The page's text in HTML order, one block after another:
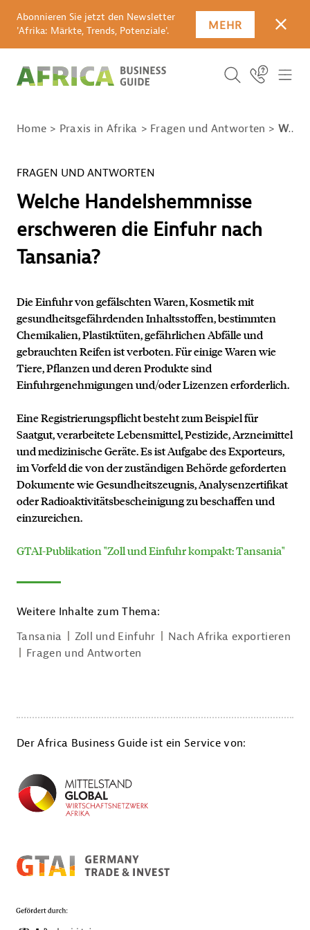
Abonnieren Sie jetzt den Newsletter
'Afrika: Märkte, Trends, Potenziale'.
MEHR
ICON
SUCHBEGRIFF
SUCHEN
Icon Link
Home Praxis in Afrika Fragen und Antworten Welche Handelshemmnisse erschweren die Einfuhr nach Tansania?
FRAGEN UND ANTWORTEN
Welche Handelshemmnisse
erschweren die Einfuhr nach
Tansania?
Die Einfuhr von gefälschten Waren, Kosmetik mit
gesundheitsgefährdenden Inhaltsstoffen, bestimmten
Chemikalien, Plastiktüten, gefährlichen Abfälle und
gebrauchten Reifen ist verboten. Für einige Waren wie
Tiere, Pflanzen und deren Produkte sind
Einfuhrgenehmigungen und/oder Lizenzen erforderlich.
Eine Registrierungspflicht besteht zum Beispiel für
Saatgut, verarbeitete Lebensmittel, Pestizide, Arzneimittel
und medizinische Geräte. Es ist Aufgabe des Exporteurs,
im Vorfeld die von der zuständigen Behörde geforderten
Dokumente wie Gesundheitszeugnis, Analysenzertifikat
oder Radioaktivitätsbescheinigung zu beschaffen und
einzureichen.
GTAI-Publikation "Zoll und Einfuhr kompakt: Tansania"
Weitere Inhalte zum Thema:
Tansania
Zoll und Einfuhr
Nach Afrika exportieren
Fragen und Antworten
Der Africa Business Guide ist ein Service von: